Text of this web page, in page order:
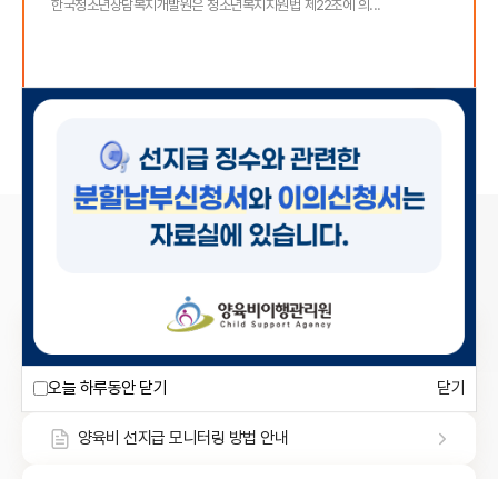
오늘 하루동안 닫기
오늘 하루동안 닫기
한국청소년상담복지개발원은 청소년복지지원법 제22조에 의...
2026-08-04 공지
양육비 선지급 징수 분할납부신청서 및 이의신청서 양식
행정 제재조치 지원 신청 취하 서식
양육비 선지급 모니터링 방법 안내